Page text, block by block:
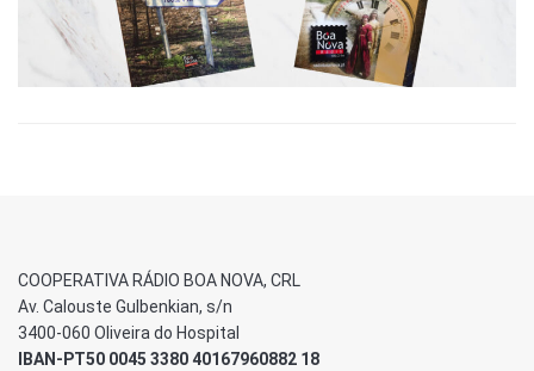
COOPERATIVA RÁDIO BOA NOVA, CRL
Av. Calouste Gulbenkian, s/n
3400-060 Oliveira do Hospital
IBAN-PT50 0045 3380 40167960882 18